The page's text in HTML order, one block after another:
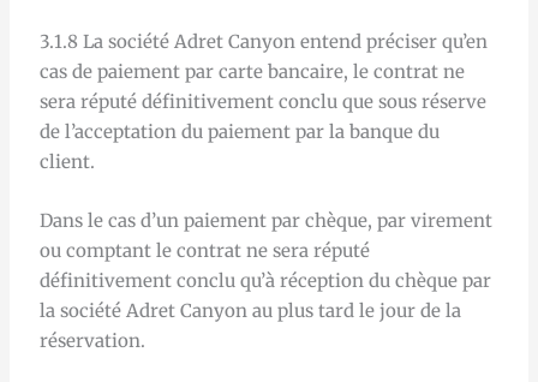
3.1.8 La société Adret Canyon entend préciser qu’en
cas de paiement par carte bancaire, le contrat ne
sera réputé définitivement conclu que sous réserve
de l’acceptation du paiement par la banque du
client.
Dans le cas d’un paiement par chèque, par virement
ou comptant le contrat ne sera réputé
définitivement conclu qu’à réception du chèque par
la société Adret Canyon au plus tard le jour de la
réservation.